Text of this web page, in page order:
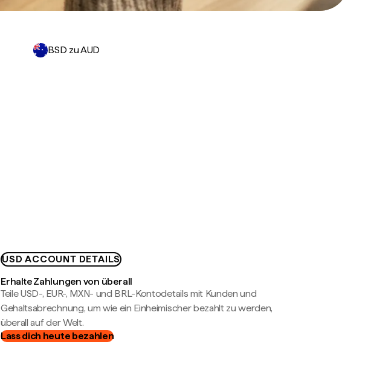
BSD zu AUD
USD ACCOUNT DETAILS
Erhalte Zahlungen von überall
Teile USD-, EUR-, MXN- und BRL-Kontodetails mit Kunden und
Gehaltsabrechnung, um wie ein Einheimischer bezahlt zu werden,
überall auf der Welt.
Lass dich heute bezahlen